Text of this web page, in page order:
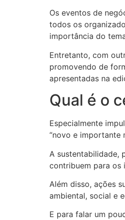
Os eventos de
todos os
importância do
Entretanto, com
promovendo de
apresentadas na
Qual é o
Especialmente
“novo e importante
A sustentabilidade,
contribuem para os
Além disso, ações
ambiental, social e
E para falar um